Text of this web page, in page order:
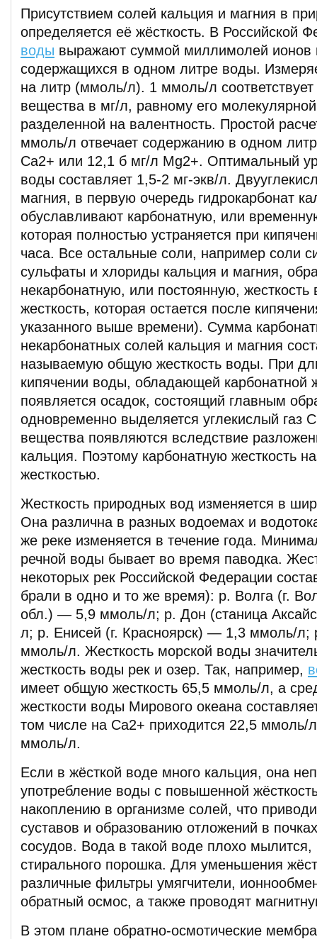
Присутствием солей кальция и магния в
определяется её жёсткость. В Российской
воды выражают суммой миллимолей ионов
содержащихся в одном литре воды.
на литр (ммоль/л). 1 ммоль/л соответствует
вещества в мг/л, равному его
разделенной на валентность. Простой
ммоль/л отвечает содержанию в одном
Са2+ или 12,1 б мг/л Mg2+. Оптимальный
воды составляет 1,5-2 мг-экв/л.
магния, в первую очередь гидрокарбонат
обуславливают карбонатную, или
которая полностью устраняется при
часа. Все остальные соли, например соли
сульфаты и хлориды кальция и магния,
некарбонатную, или постоянную, жесткость
жесткость, которая остается после
указанного выше времени). Сумма
некарбонатных солей кальция и магния
называемую общую жесткость воды. При
кипячении воды, обладающей карбонатной
появляется осадок, состоящий главным
одновременно выделяется углекислый газ
вещества появляются вследствие
кальция. Поэтому карбонатную жесткость
жесткостью.
Жесткость природных вод изменяется в
Она различна в разных водоемах и
же реке изменяется в течение года.
речной воды бывает во время паводка.
некоторых рек Российской Федерации
брали в одно и то же время): р. Волга (г.
обл.) — 5,9 ммоль/л; р. Дон (станица
л; р. Енисей (г. Красноярск) — 1,3 ммоль/
ммоль/л. Жесткость морской воды
жесткость воды рек и озер. Так, например,
имеет общую жесткость 65,5 ммоль/л, а
жесткости воды Мирового океана
том числе на Са2+ приходится 22,5
ммоль/л.
Если в жёсткой воде много кальция, она
употребление воды с повышенной
накоплению в организме солей, что
суставов и образованию отложений в
сосудов. Вода в такой воде плохо мылится,
стирального порошка. Для уменьшения
различные фильтры умягчители,
обратный осмос, а также проводят
В этом плане обратно-осмотические